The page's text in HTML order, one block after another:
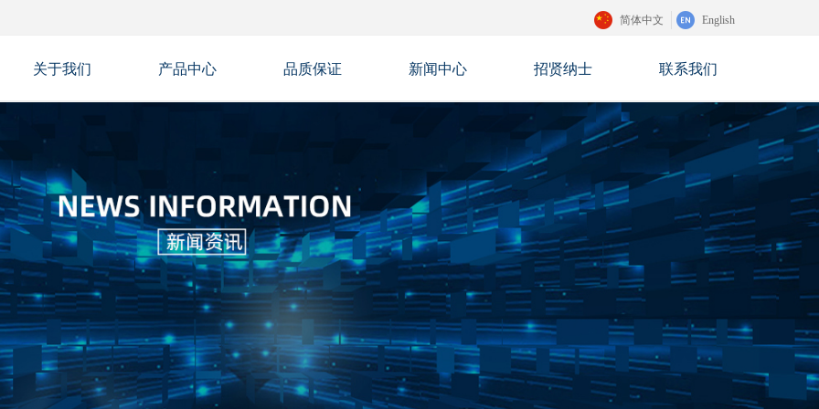
关于我们 产品中心 品质保证 新闻中心 招贤纳士 联系我们
简体中文 English